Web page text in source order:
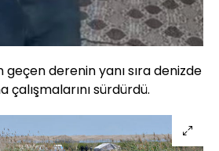
derenin yanı sıra denizde
sürdürdü.